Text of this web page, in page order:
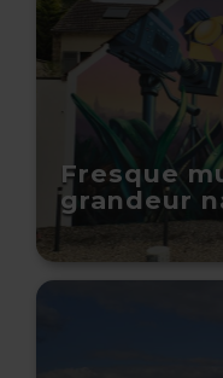
Fresque
grandeur